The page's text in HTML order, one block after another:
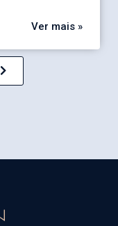
Ver mais »